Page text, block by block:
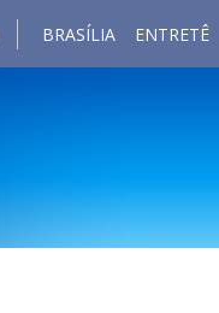
BRASÍLIA ENTRETÊ